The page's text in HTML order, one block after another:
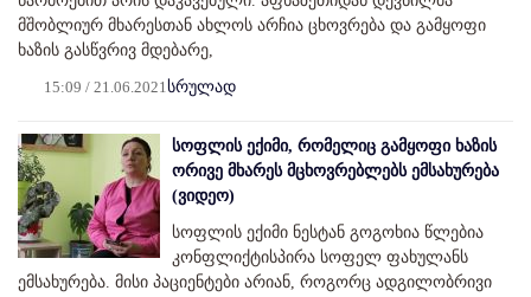
მშობლიურ მხარესთან ახლოს არჩია ცხოვრება და გამყოფი
ხაზის გასწვრივ მდებარე,
15:09 / 21.06.2021სრულად
სოფლის ექიმი, რომელიც გამყოფი ხაზის
ორივე მხარეს მცხოვრებლებს ემსახურება
(ვიდეო)
სოფლის ექიმი ნესტან გოგოხია წლებია
კონფლიქტისპირა სოფელ ფახულანს
ემსახურება. მისი პაციენტები არიან, როგორც ადგილობრივი